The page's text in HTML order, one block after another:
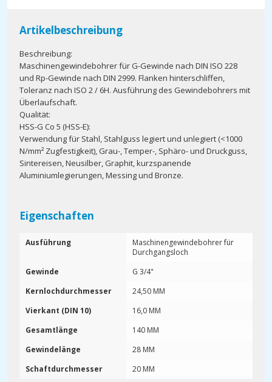
Artikelbeschreibung
Beschreibung:
Maschinengewindebohrer für G-Gewinde nach DIN ISO 228
und Rp-Gewinde nach DIN 2999. Flanken hinterschliffen,
Toleranz nach ISO 2 / 6H. Ausführung des Gewindebohrers mit
Überlaufschaft.
Qualität:
HSS-G Co 5 (HSS-E):
Verwendung für Stahl, Stahlguss legiert und unlegiert (<1000
N/mm² Zugfestigkeit), Grau-, Temper-, Sphäro- und Druckguss,
Sintereisen, Neusilber, Graphit, kurzspanende
Aluminiumlegierungen, Messing und Bronze.
Eigenschaften
Ausführung
Maschinengewindebohrer für
Durchgangsloch
Gewinde
G 3/4"
Kernlochdurchmesser
24,50 MM
Vierkant (DIN 10)
16,0 MM
Gesamtlänge
140 MM
Gewindelänge
28 MM
Schaftdurchmesser
20 MM